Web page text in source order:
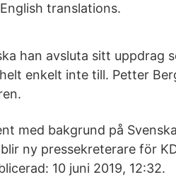
translations.
han avsluta sitt uppdrag
enkelt inte till. Petter
med bakgrund på
ny pressekreterare för
10 juni 2019, 12:32.